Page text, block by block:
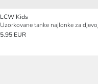
LCW Kids
5.95 EUR